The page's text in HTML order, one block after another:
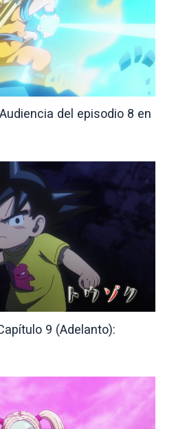
del episodio 8 en
9 (Adelanto):